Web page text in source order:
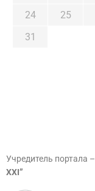
24
25
31
Учредитель портала –
XXI”